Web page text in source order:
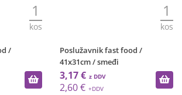
1
kos
/
1
kos
Poslužavnik fast food /
41x31cm / smeđi
3,17 €
2,60 €